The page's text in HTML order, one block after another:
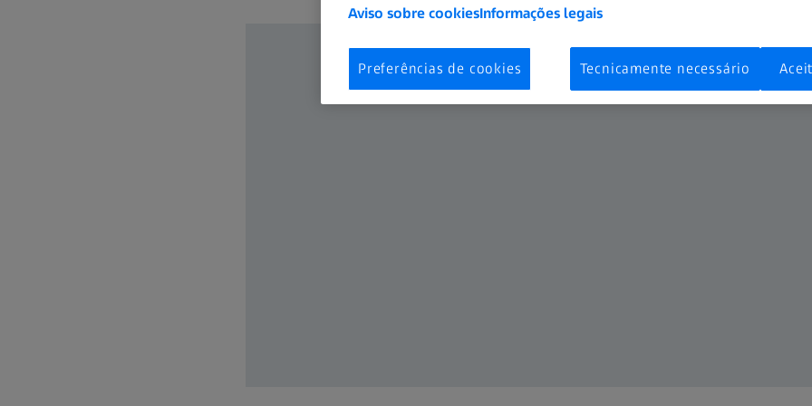
Aviso sobre cookiesInformações legais
Preferências de cookies Tecnicamente necessário